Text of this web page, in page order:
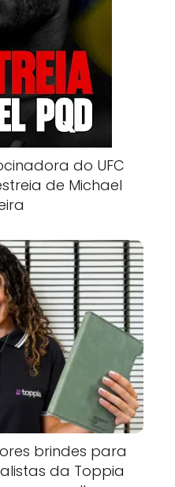
do UFC
de Michael
brindes para
da Toppia